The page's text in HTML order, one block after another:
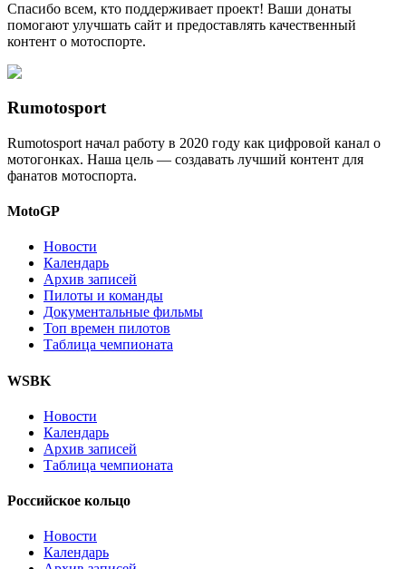
Спасибо всем, кто поддерживает проект! Ваши донаты
помогают улучшать сайт и предоставлять качественный
контент о мотоспорте.
Rumotosport
Rumotosport начал работу в 2020 году как цифровой канал о
мотогонках. Наша цель — создавать лучший контент для
фанатов мотоспорта.
MotoGP
Новости
Календарь
Архив записей
Пилоты и команды
Документальные фильмы
Топ времен пилотов
Таблица чемпионата
WSBK
Новости
Календарь
Архив записей
Таблица чемпионата
Российское кольцо
Новости
Календарь